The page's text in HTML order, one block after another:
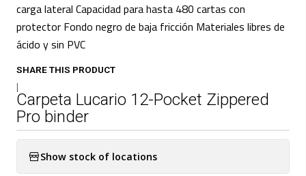
carga lateral Capacidad para hasta 480 cartas con
protector Fondo negro de baja fricción Materiales libres de
ácido y sin PVC
SHARE THIS PRODUCT
|
Carpeta Lucario 12-Pocket Zippered
Pro binder
Show stock of locations